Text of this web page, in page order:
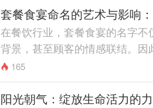
套餐食宴命名的艺术与影响
在餐饮行业，套餐食宴的名字
背景，甚至顾客的情感联结。
165
阳光朝气：绽放生命活力的